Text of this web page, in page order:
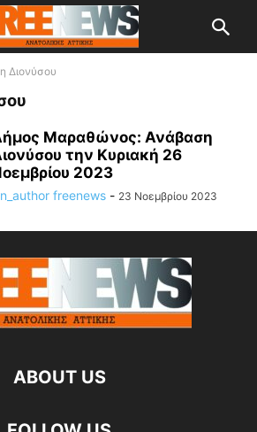
Διονύσου
Μαραθώνος: Ανάβαση
την Κυριακή 26
2023
freenews - 23 Νοεμβρίου 2023
ABOUT US